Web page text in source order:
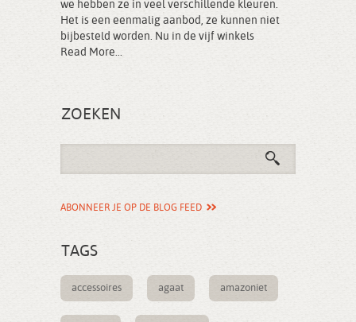
we hebben ze in veel verschillende kleuren.
Het is een eenmalig aanbod, ze kunnen niet
bijbesteld worden. Nu in de vijf winkels
Read More...
ZOEKEN
ABONNEER JE OP DE BLOG FEED
TAGS
accessoires agaat amazoniet